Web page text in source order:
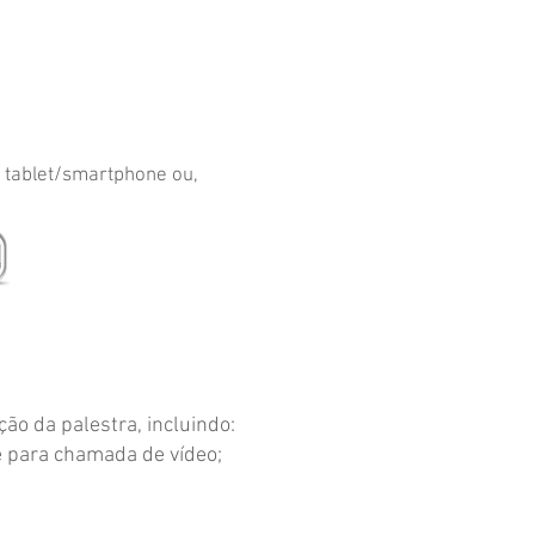
tablet/smartphone ou,
da palestra, incluindo:
chamada de vídeo;